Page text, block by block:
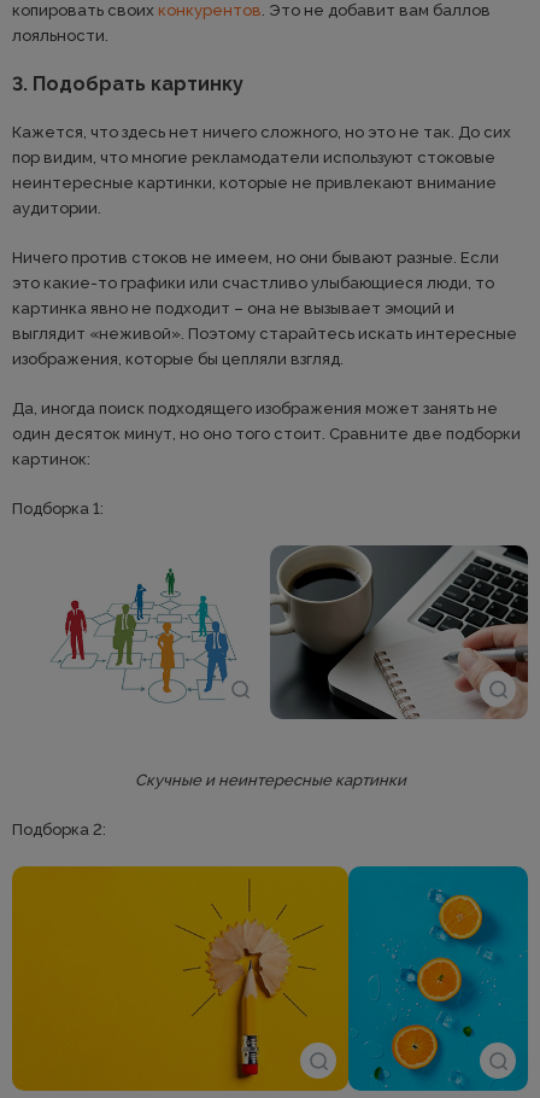
копировать своих конкурентов. Это не добавит вам баллов
лояльности.
3. Подобрать картинку
Кажется, что здесь нет ничего сложного, но это не так. До сих
пор видим, что многие рекламодатели используют стоковые
неинтересные картинки, которые не привлекают внимание
аудитории.
Ничего против стоков не имеем, но они бывают разные. Если
это какие-то графики или счастливо улыбающиеся люди, то
картинка явно не подходит – она не вызывает эмоций и
выглядит «неживой». Поэтому старайтесь искать интересные
изображения, которые бы цепляли взгляд.
Да, иногда поиск подходящего изображения может занять не
один десяток минут, но оно того стоит. Сравните две подборки
картинок:
Подборка 1:
Скучные и неинтересные картинки
Подборка 2: